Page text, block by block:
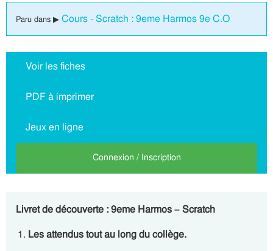
Paru dans ▶ Cours - Scratch : 9eme Harmos 9e C.O
Voir les fiches
PDF à imprimer
Jeux en ligne
Connexion / Inscription
Livret de découverte : 9eme Harmos – Scratch
Les attendus tout au long du collège.